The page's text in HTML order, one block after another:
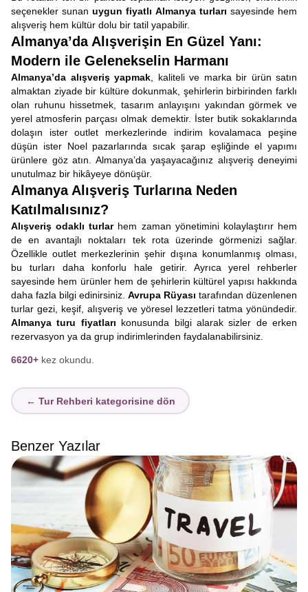
seçenekler sunanuygun fiyatlı Almanya turları sayesinde hem
alışveriş hem kültür dolu bir tatil yapabilir.
Almanya’da Alışverişin En Güzel Yanı:
Modern ile Gelenekselin Harmanı
Almanya’da alışveriş yapmak , kaliteli ve marka bir ürün satın
almaktan ziyade bir kültüre dokunmak, şehirlerin birbirinden farklı
olan ruhunu hissetmek, tasarım anlayışını yakından görmek ve
yerel atmosferin parçası olmak demektir. İster butik sokaklarında
dolaşın ister outlet merkezlerinde indirim kovalamaca peşine
düşün ister Noel pazarlarında sıcak şarap eşliğinde el yapımı
ürünlere göz atın. Almanya’da yaşayacağınız alışveriş deneyimi
unutulmaz bir hikâyeye dönüşür.
Almanya Alışveriş Turlarına Neden
Katılmalısınız?
Alışveriş odaklı turlarhem zaman yönetimini kolaylaştırır hem
de en avantajlı noktaları tek rota üzerinde görmenizi sağlar.
Özellikle outlet merkezlerinin şehir dışına konumlanmış olması,
bu turları daha konforlu hale getirir. Ayrıca yerel rehberler
sayesinde hem ürünler hem de şehirlerin kültürel yapısı hakkında
daha fazla bilgi edinirsiniz. Avrupa Rüyası tarafından düzenlenen
turlar gezi, keşif, alışveriş ve yöresel lezzetleri tatma yönündedir.
Almanya turu fiyatları konusunda bilgi alarak sizler de erken
rezervasyon ya da grup indirimlerinden faydalanabilirsiniz.
6620+ kez okundu.
← Tur Rehberi kategorisine dön
Benzer Yazılar